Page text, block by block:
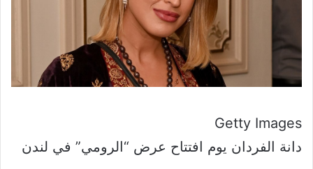
Getty Images
دانة الفردان يوم افتتاح عرض “الرومي” في لندن